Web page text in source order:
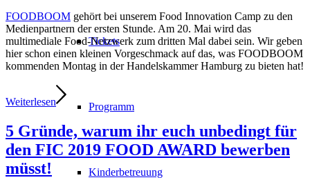
Tickets
Programm
Kinderbetreuung
FOODBOOM gehört bei unserem Food Innovation Camp zu den
Medienpartnern der ersten Stunde. Am 20. Mai wird das
multimediale Food-Netzwerk zum dritten Mal dabei sein. Wir geben
hier schon einen kleinen Vorgeschmack auf das, was FOODBOOM
kommenden Montag in der Handelskammer Hamburg zu bieten hat!
Weiterlesen
5 Gründe, warum ihr euch unbedingt für
den FIC 2019 FOOD AWARD bewerben
müsst!